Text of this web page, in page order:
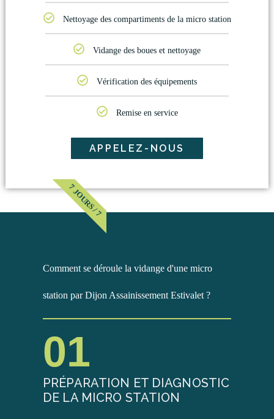
Nettoyage des compartiments de la micro station
Vidange des boues et nettoyage
Vérification des équipements
Remise en service
APPELEZ-NOUS
7 JOURS / 7
Comment se déroule la vidange d'une micro
station par Dijon Assainissement Estivalet ?
01
PRÉPARATION ET DIAGNOSTIC
DE LA MICRO STATION